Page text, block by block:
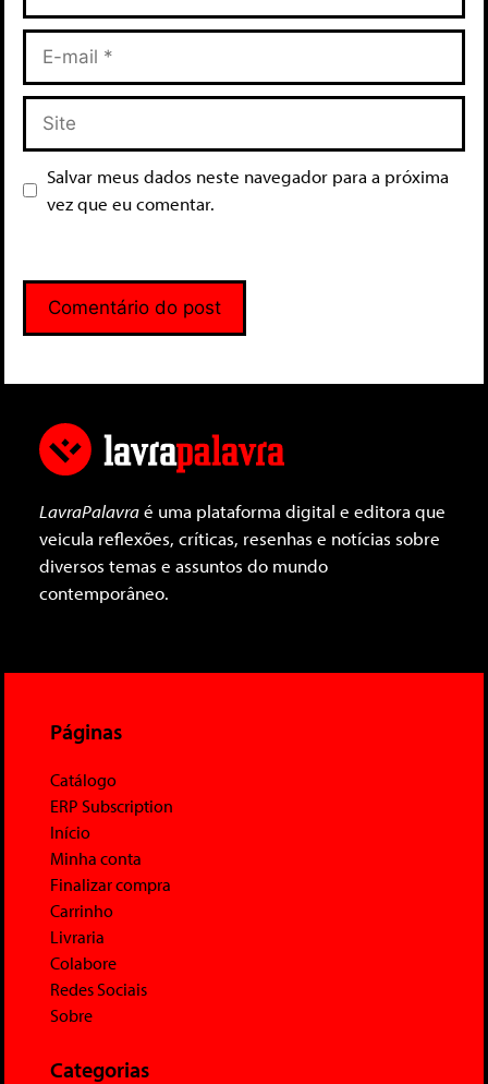
Salvar meus dados neste navegador para a próxima
vez que eu comentar.
LavraPalavraé uma plataforma digital e editora que
veicula reflexões, críticas, resenhas e notícias sobre
diversos temas e assuntos do mundo
contemporâneo.
Páginas
Catálogo
ERP Subscription
Início
Minha conta
Finalizar compra
Carrinho
Livraria
Colabore
Redes Sociais
Sobre
Categorias